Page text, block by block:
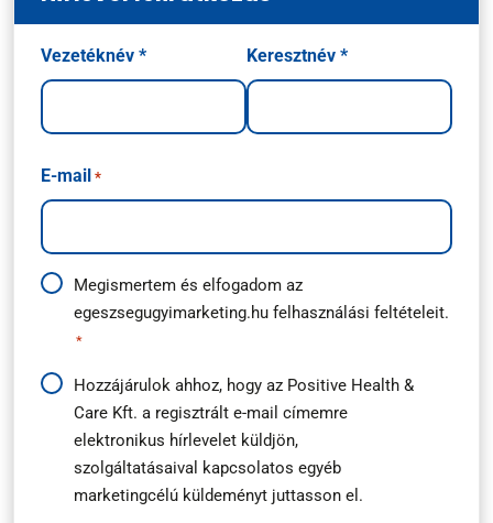
Név
*
Vezetéknév * Keresztnév *
E-mail *
Adatkezelési
útmutató
Megismertem és elfogadom az
egeszsegugyimarketing.hu felhasználási feltételeit.
*
Hírlevél
feliratkozás
Hozzájárulok ahhoz, hogy az Positive Health &
Care Kft. a regisztrált e-mail címemre
elektronikus hírlevelet küldjön,
szolgáltatásaival kapcsolatos egyéb
marketingcélú küldeményt juttasson el.